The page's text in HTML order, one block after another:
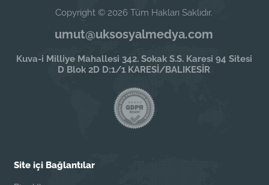
Copyright © 2026 Tüm Hakları Saklıdır.
umut@uksosyalmedya.com
Kuva-i Milliye Mahallesi 342. Sokak S.S. Karesi 94 Sitesi
D Blok 2D D:1/1 KARESİ/BALIKESİR
Site içi Bağlantılar